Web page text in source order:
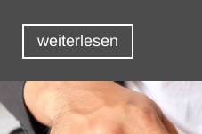
weiterlesen